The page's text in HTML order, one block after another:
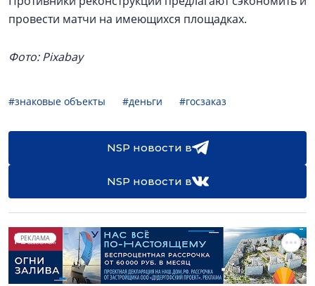
провести матчи на имеющихся площадках.
Фото: Pixabay
#знаковые объекты #деньги #госзаказ
NSP новости в
NSP новости в
РЕКЛАМА